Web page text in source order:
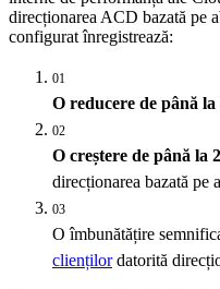
direcționarea ACD bazată pe
configurat înregistrează:
01
O reducere de până la
02
O creștere de până la
direcționarea bazată pe
03
O îmbunătățire
cliențilordatorită